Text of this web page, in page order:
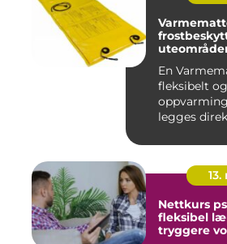
Varmematte
En
fleksibelt
legges
Nettkurs
fleksibel
tryggere